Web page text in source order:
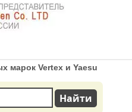
марок Vertex и Yaesu